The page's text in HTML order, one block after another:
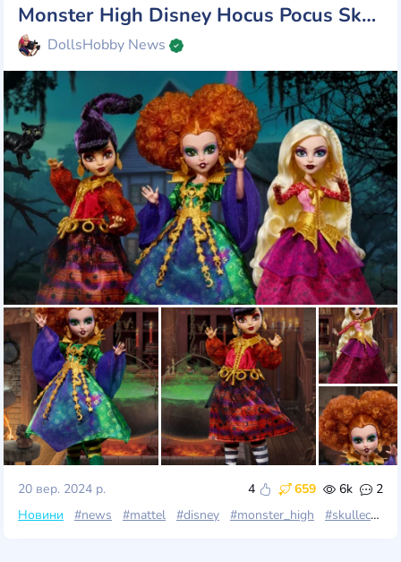
Monster High Disney Hocus Pocus Skullector: чарівне поєднання магії та пустощів
DollsHobby News
20 вер. 2024 р. 4 659 6k
2
Новини
#news #mattel #disney #monster_high #skullector